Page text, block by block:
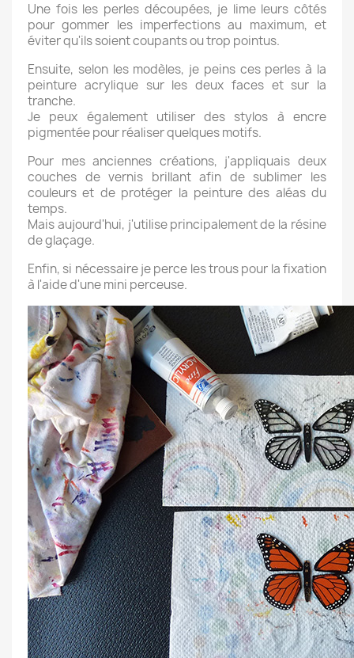
Une fois les perles découpées, je lime leurs côtés
pour gommer les imperfections au maximum, et
éviter qu'ils soient coupants ou trop pointus.
Ensuite, selon les modèles, je peins ces perles à la
peinture acrylique sur les deux faces et sur la
tranche.
Je peux également utiliser des stylos à encre
pigmentée pour réaliser quelques motifs.
Pour mes anciennes créations, j'appliquais deux
couches de vernis brillant afin de sublimer les
couleurs et de protéger la peinture des aléas du
temps.
Mais aujourd'hui, j'utilise principalement de la résine
de glaçage.
Enfin, si nécessaire je perce les trous pour la fixation
à l'aide d'une mini perceuse.